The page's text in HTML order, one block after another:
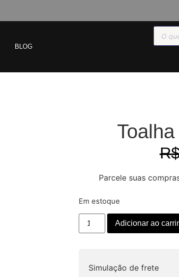
BLOG
Parcele suas
Em estoque
Adicionar ao
Simulação de frete